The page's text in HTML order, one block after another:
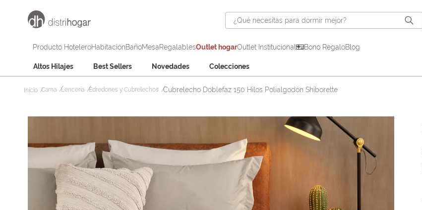
¿Qué necesitas para dormir mejor?
Producto HoteleroHabitaciónBañoMesaRegalablesOutlet hogarOutlet Institucional Bono RegaloBlog
Altos Hilajes Best Sellers Novedades Colecciones
Cama Lencería Edredones y Cubrelechos Cubrelecho Doblefaz 150 Hilos Polialgodón Shiborette